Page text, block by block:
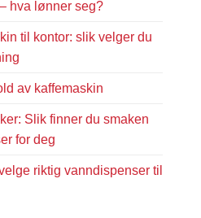
hva lønner seg?
til kontor: slik velger du
av kaffemaskin
Slik finner du smaken
for deg
riktig vanndispenser til